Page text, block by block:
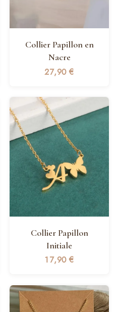
Collier Papillon en
Nacre
27,90€
Collier Papillon
Initiale
17,90€